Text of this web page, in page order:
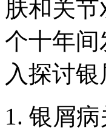
肤和关
个十年
入探讨
1. 银屑